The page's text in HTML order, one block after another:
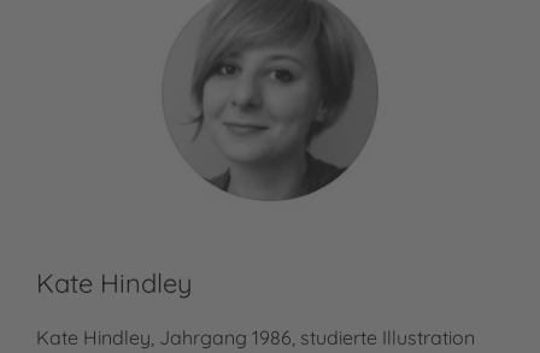
Kate Hindley
Kate Hindley, Jahrgang 1986, studierte Illustration